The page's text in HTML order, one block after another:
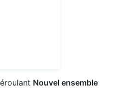
Nouvel ensemble